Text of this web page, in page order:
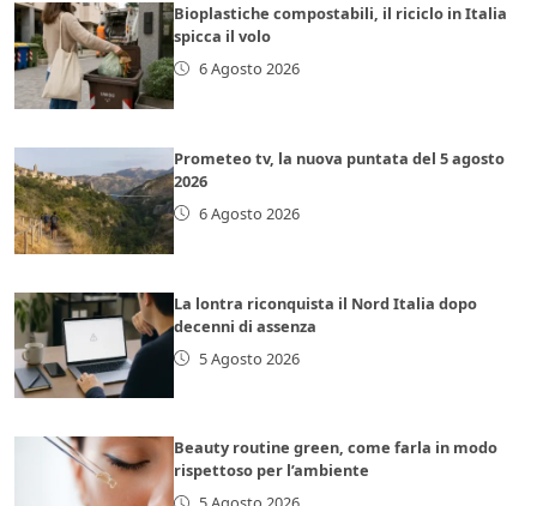
Bioplastiche compostabili, il riciclo in Italia
spicca il volo
6 Agosto 2026
Prometeo tv, la nuova puntata del 5 agosto
2026
6 Agosto 2026
La lontra riconquista il Nord Italia dopo
decenni di assenza
5 Agosto 2026
Beauty routine green, come farla in modo
rispettoso per l’ambiente